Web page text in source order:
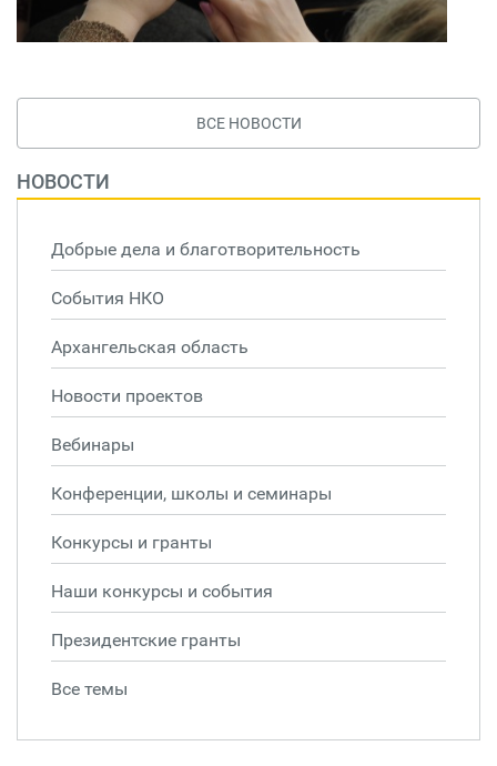
ВСЕ НОВОСТИ
НОВОСТИ
Добрые дела и благотворительность
События НКО
Архангельская область
Новости проектов
Вебинары
Конференции, школы и семинары
Конкурсы и гранты
Наши конкурсы и события
Президентские гранты
Все темы